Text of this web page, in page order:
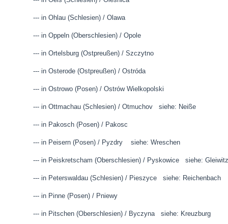
--- in Ohlau (Schlesien) / Olawa
--- in Oppeln (Oberschlesien) / Opole
--- in Ortelsburg (Ostpreußen) / Szczytno
--- in Osterode (Ostpreußen) / Ostróda
--- in Ostrowo (Posen) / Ostrów Wielkopolski
--- in Ottmachau (Schlesien) / Otmuchov siehe: Neiße
--- in Pakosch (Posen) / Pakosc
--- in Peisern (Posen) / Pyzdry siehe: Wreschen
--- in Peiskretscham (Oberschlesien) / Pyskowice siehe: Gleiwitz
--- in Peterswaldau (Schlesien) / Pieszyce siehe: Reichenbach
--- in Pinne (Posen) / Pniewy
--- in Pitschen (Oberschlesien) / Byczyna siehe: Kreuzburg